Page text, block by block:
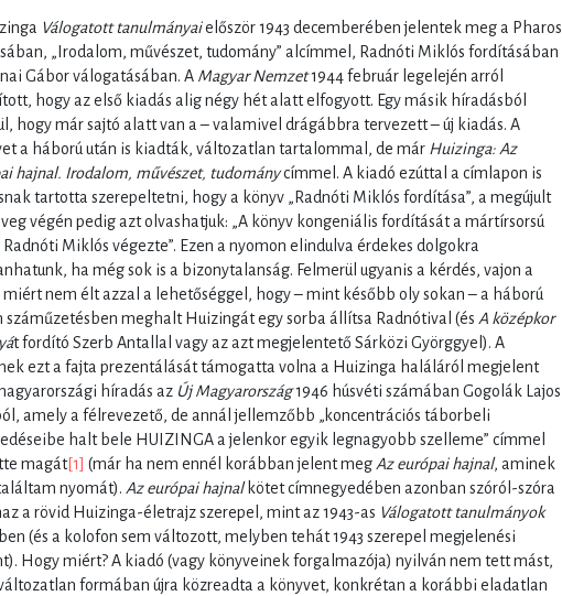
Válogatott tanulmányaielőször 1943 decemberében jelentek meg a Pharos
„Irodalom, művészet, tudomány” alcímmel, Radnóti Miklós fordításában
Gábor válogatásában. A Magyar Nemzet1944 február legelején arról
hogy az első kiadás alig négy hét alatt elfogyott. Egy másik híradásból
hogy már sajtó alatt van a – valamivel drágábbra tervezett – új kiadás. A
a háború után is kiadták, változatlan tartalommal, de már Huizinga: Az
hajnal. Irodalom, művészet, tudománycímmel. A kiadó ezúttal a címlapon is
tartotta szerepeltetni, hogy a könyv „Radnóti Miklós fordítása”, a megújult
végén pedig azt olvashatjuk: „A könyv kongeniális fordítását a mártírsorsú
Radnóti Miklós végezte”. Ezen a nyomon elindulva érdekes dolgokra
ha még sok is a bizonytalanság. Felmerül ugyanis a kérdés, vajon a
miért nem élt azzal a lehetőséggel, hogy – mint később oly sokan – a háború
száműzetésben meghalt Huizingát egy sorba állítsa Radnótival (és A középkor
t fordító Szerb Antallal vagy az azt megjelentető Sárközi Györggyel). A
ezt a fajta prezentálását támogatta volna a Huizinga haláláról megjelent
híradás az Új Magyarország1946 húsvéti számában Gogolák Lajos
amely a félrevezető, de annál jellemzőbb „koncentrációs táborbeli
halt bele HUIZINGA a jelenkor egyik legnagyobb szelleme” címmel
magát[1] (már ha nem ennél korábban jelent meg Az európai hajnal, aminek
nyomát). Az európai hajnalkötet címnegyedében azonban szóról-szóra
a rövid Huizinga-életrajz szerepel, mint az 1943-as Válogatott tanulmányok
(és a kolofon sem változott, melyben tehát 1943 szerepel megjelenési
Hogy miért? A kiadó (vagy könyveinek forgalmazója) nyilván nem tett mást,
formában újra közreadta a könyvet, konkrétan a korábbi eladatlan